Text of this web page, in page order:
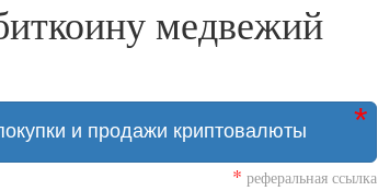
медвежий
и продажи криптовалюты
* реферальная ссылка